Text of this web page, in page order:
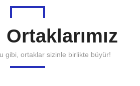
gibi, ortaklar sizinle birlikte büyür!